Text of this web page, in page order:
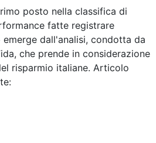
posto nella classifica di
fatte registrare
emerge dall'analisi, condotta da
che prende in considerazione
risparmio italiane. Articolo